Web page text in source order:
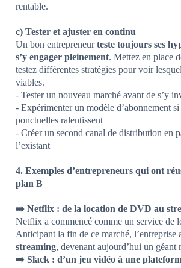
rentable.
c) Tester et ajuster en continu
Un bon entrepreneurteste toujours ses
s’y engager pleinement. Mettez en place
testez différentes stratégies pour voir
viables.
- Tester un nouveau marché avant de s’y
- Expérimenter un modèle d’abonnement si
ponctuelles ralentissent
- Créer un second canal de distribution en
l’existant
4. Exemples d’entrepreneurs qui ont
plan B
➡️ Netflix : de la location de DVD au
Netflix a commencé comme un service de
Anticipant la fin de ce marché, l’entreprise
streaming, devenant aujourd’hui un géant
➡️ Slack : d’un jeu vidéo à une